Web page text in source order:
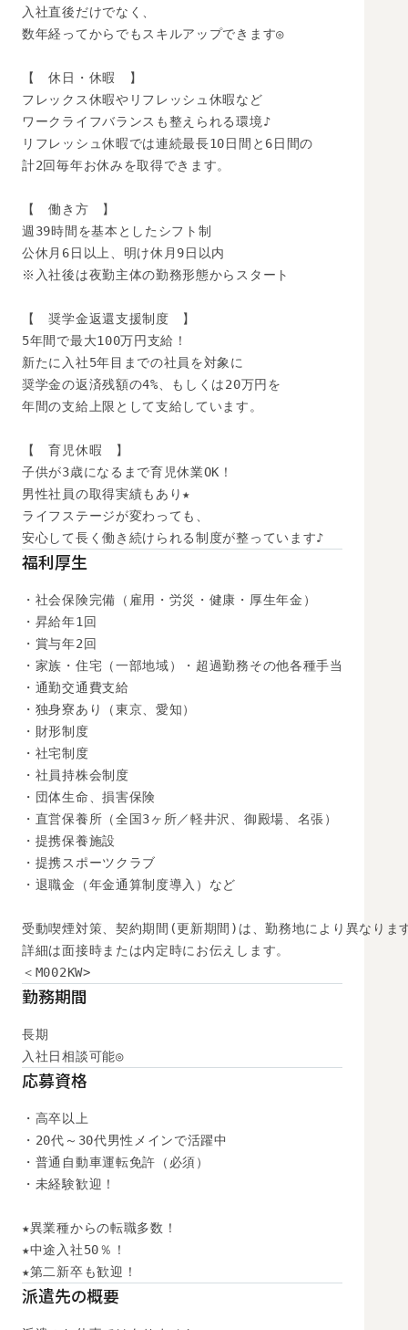
入社直後だけでなく、
数年経ってからでもスキルアップできます◎
【　休日・休暇　】
フレックス休暇やリフレッシュ休暇など
ワークライフバランスも整えられる環境♪
リフレッシュ休暇では連続最長10日間と6日間の
計2回毎年お休みを取得できます。
【　働き方　】
週39時間を基本としたシフト制
公休月6日以上、明け休月9日以内
※入社後は夜勤主体の勤務形態からスタート
【　奨学金返還支援制度　】
5年間で最大100万円支給！
新たに入社5年目までの社員を対象に
奨学金の返済残額の4%、もしくは20万円を
年間の支給上限として支給しています。
【　育児休暇　】
子供が3歳になるまで育児休業OK！
男性社員の取得実績もあり★
ライフステージが変わっても、
安心して長く働き続けられる制度が整っています♪
福利厚生
・社会保険完備（雇用・労災・健康・厚生年金）
・昇給年1回
・賞与年2回
・家族・住宅（一部地域）・超過勤務その他各種手当
・通勤交通費支給
・独身寮あり（東京、愛知）
・財形制度
・社宅制度
・社員持株会制度
・団体生命、損害保険
・直営保養所（全国3ヶ所／軽井沢、御殿場、名張）
・提携保養施設
・提携スポーツクラブ
・退職金（年金通算制度導入）など
受動喫煙対策、契約期間(更新期間)は、勤務地により異なりま
詳細は面接時または内定時にお伝えします。
＜M002KW>
勤務期間
長期
入社日相談可能◎
応募資格
・高卒以上
・20代～30代男性メインで活躍中
・普通自動車運転免許（必須）
・未経験歓迎！
★異業種からの転職多数！
★中途入社50％！
★第二新卒も歓迎！
派遣先の概要